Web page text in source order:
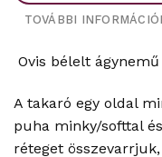
TOVÁBBI
Ovis bélelt ágynemű
A takaró egy oldal
puha minky/softtal
réteget